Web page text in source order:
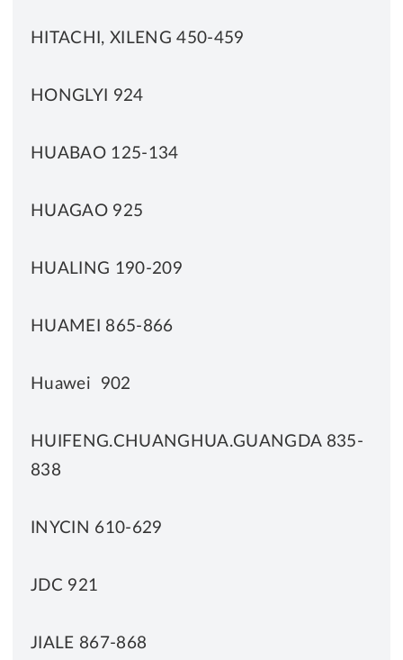
HITACHI, XILENG 450-459
HONGLYI 924
HUABAO 125-134
HUAGAO 925
HUALING 190-209
HUAMEI 865-866
Huawei 902
HUIFENG.CHUANGHUA.GUANGDA 835-
838
INYCIN 610-629
JDC 921
JIALE 867-868